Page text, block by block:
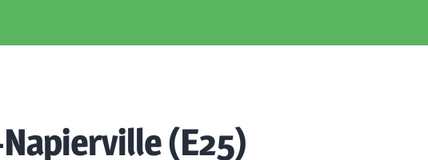
(E25)